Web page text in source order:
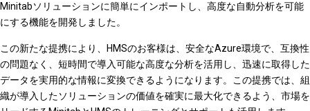
Minitabソリューションに簡単にインポートし、高度な自動分析を可能
にする機能を開発しました。
この新たな提携により、HMSのお客様は、安全なAzure環境で、互換性
の問題なく、短時間で導入可能な高度な分析を活用し、迅速に取得した
データを実用的な情報に変換できるようになります。この提携では、組
織が導入したソリューションの価値を確実に最大化できるよう、市場を